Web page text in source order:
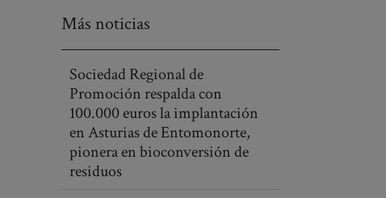
Más noticias
Sociedad Regional de
Promoción respalda con
100.000 euros la implantación
en Asturias de Entomonorte,
pionera en bioconversión de
residuos